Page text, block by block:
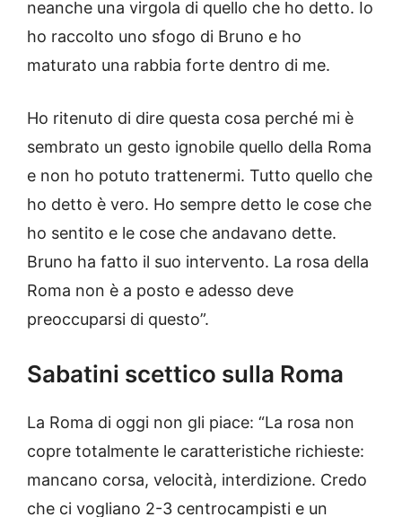
neanche una virgola di quello che ho detto. Io
ho raccolto uno sfogo di Bruno e ho
maturato una rabbia forte dentro di me.
Ho ritenuto di dire questa cosa perché mi è
sembrato un gesto ignobile quello della Roma
e non ho potuto trattenermi. Tutto quello che
ho detto è vero. Ho sempre detto le cose che
ho sentito e le cose che andavano dette.
Bruno ha fatto il suo intervento. La rosa della
Roma non è a posto e adesso deve
preoccuparsi di questo”.
Sabatini scettico sulla Roma
La Roma di oggi non gli piace: “La rosa non
copre totalmente le caratteristiche richieste:
mancano corsa, velocità, interdizione. Credo
che ci vogliano 2-3 centrocampisti e un